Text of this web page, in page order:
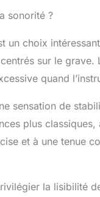
sonorité ?
un choix
sur le
quand
sensation de
plus
et à une tenue
la lisibilité